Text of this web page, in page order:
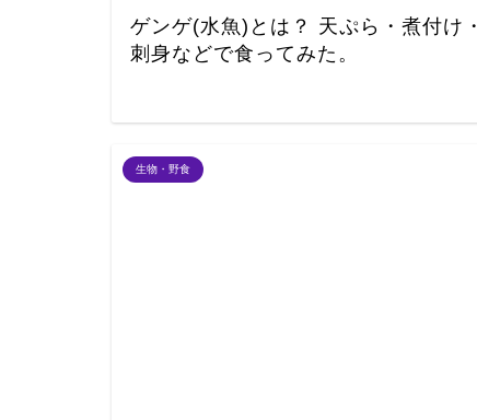
ゲンゲ(水魚)とは？ 天ぷら・煮付け・
刺身などで食ってみた。
生物・野食